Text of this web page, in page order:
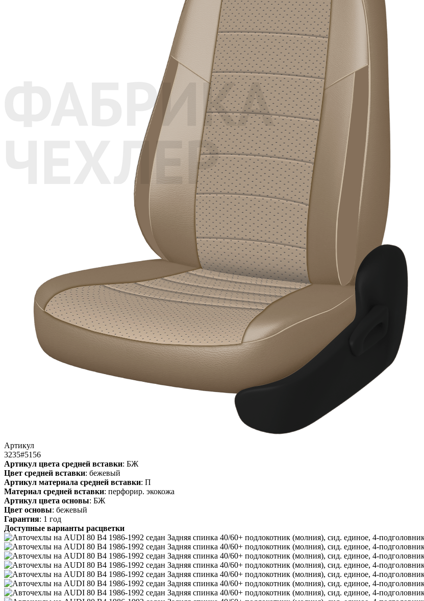
Артикул
3235#5156
Артикул цвета средней вставки: БЖ
Цвет средней вставки: бежевый
Артикул материала средней вставки: П
Материал средней вставки: перфорир. экокожа
Артикул цвета основы: БЖ
Цвет основы: бежевый
Гарантия: 1 год
Доступные варианты расцветки